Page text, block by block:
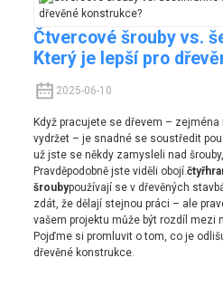
Čtvercové šrouby vs.
Který je lepší pro
2025-06-10
Když pracujete se dřevem –
vydržet – je snadné se soustředit
už jste se někdy zamysleli nad
Pravděpodobně jste viděli obojí.
šroubypoužívají se v dřevěných
zdát, že dělají stejnou práci – ale
vašem projektu může být rozdíl mezi
Pojďme si promluvit o tom, co je
dřevěné konstrukce.